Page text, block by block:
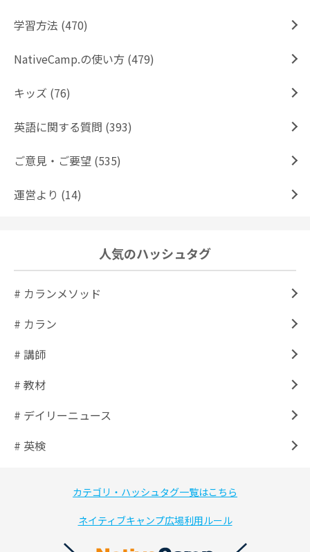
学習方法 (470)
NativeCamp.の使い方 (479)
キッズ (76)
英語に関する質問 (393)
ご意見・ご要望 (535)
運営より (14)
人気のハッシュタグ
# カランメソッド
# カラン
# 講師
# 教材
# デイリーニュース
# 英検
カテゴリ・ハッシュタグ一覧はこちら
ネイティブキャンプ広場利用ルール